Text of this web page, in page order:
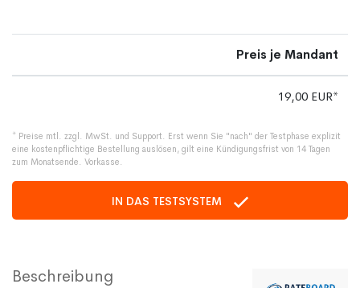
Preis je Mandant
19,00 EUR*
* Preise mtl. zzgl. MwSt. und Support. Erst wenn Sie "nach" der Testphase explizit
eine kostenpflichtige Bestellung auslösen, gilt eine Kündigungsfrist von 14 Tagen
zum Monatsende. Vorkasse.
IN DAS TESTSYSTEM
Beschreibung